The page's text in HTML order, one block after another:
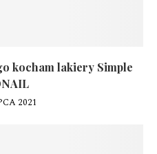
kocham lakiery Simple
2021